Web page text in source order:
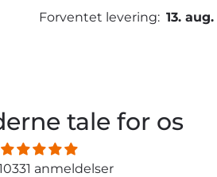
Forventet levering: 13. aug.
tale for os
anmeldelser